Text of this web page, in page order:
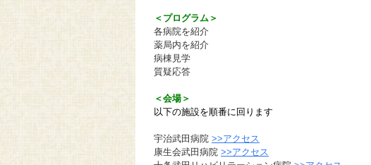
＜プログラム＞
各病院を紹介
薬局内を紹介
病棟見学
質疑応答
＜会場＞
以下の施設を順番に回ります
宇治武田病院 >>アクセス
康生会武田病院 >>アクセス